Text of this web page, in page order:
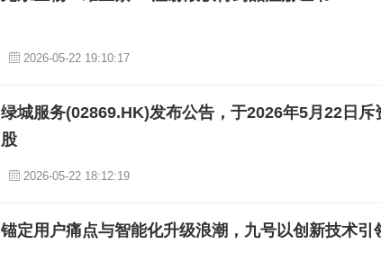
2026-05-22 19:10:17
绿城服务(02869.HK)发布公告，于2026年5月22日
股
2026-05-22 18:12:19
锚定用户痛点与智能化升级浪潮，九号以创新技术引